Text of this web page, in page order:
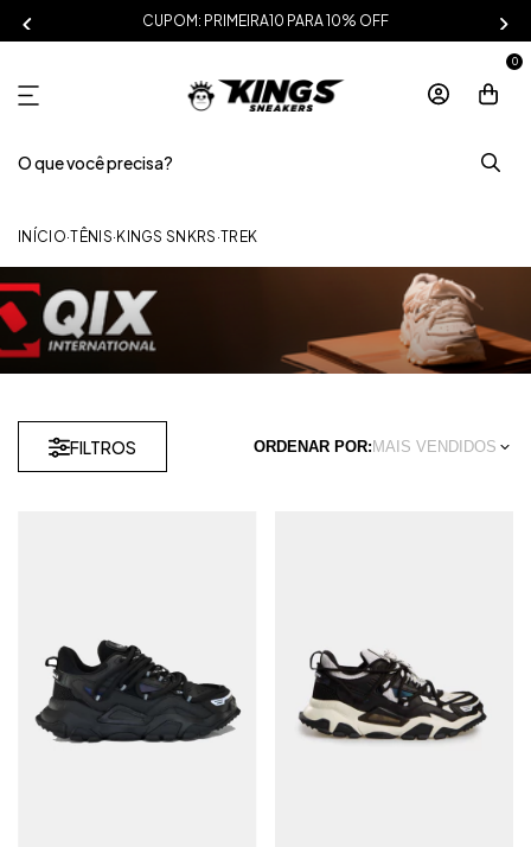
CUPOM: PRIMEIRA10 PARA 10% OFF
0
INÍCIO·TÊNIS· KINGS SNKRS ·TREK
FILTROS ORDENAR POR: MAIS VENDIDOS